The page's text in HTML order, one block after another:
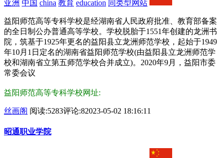
亚洲 中国 china 教育 education 同类型网站
益阳师范高等专科学校是经湖南省人民政府批准、教育部备案
的全日制公办普通高等学校。学校脱胎于1551年创建的龙洲书
院，筑基于1925年更名的益阳县立龙洲师范学校，起始于1949
年10月1日定名的湖南省益阳师范学校(由益阳县立龙洲师范学
校和湖南省立第五师范学校合并成立)。2020年9月，益阳市委
常委会议
益阳师范高等专科学校网址:
丝画阁 阅读:5283评论:82023-05-02 18:16:11
昭通职业学院